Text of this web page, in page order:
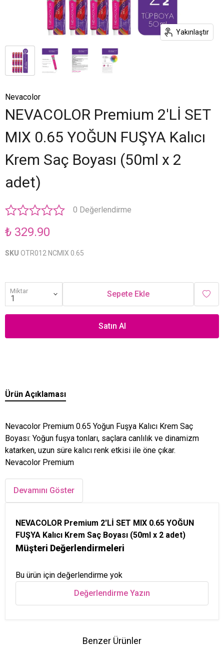
Yakınlaştır
Nevacolor
NEVACOLOR Premium 2'Lİ SET
MIX 0.65 YOĞUN FUŞYA Kalıcı
Krem Saç Boyası (50ml x 2
adet)
0 Değerlendirme
₺ 329.90
SKU OTR012 NCMIX 0.65
Miktar Sepete Ekle
Satın Al
Ürün Açıklaması
Nevacolor Premium 0.65 Yoğun Fuşya Kalıcı Krem Saç
Boyası: Yoğun fuşya tonları, saçlara canlılık ve dinamizm
katarken, uzun süre kalıcı renk etkisi ile öne çıkar.
Nevacolor Premium
Devamını Göster
NEVACOLOR Premium 2'Lİ SET MIX 0.65 YOĞUN
FUŞYA Kalıcı Krem Saç Boyası (50ml x 2 adet)
Müşteri Değerlendirmeleri
Bu ürün için değerlendirme yok
Değerlendirme Yazın
Benzer Ürünler